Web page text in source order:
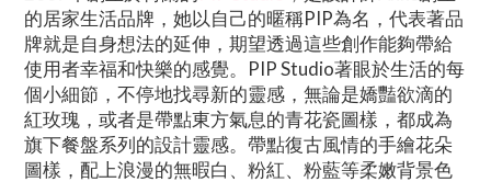
的居家生活品牌，她以自己的暱稱PIP為名，代表著品
牌就是自身想法的延伸，期望透過這些創作能夠帶給
使用者幸福和快樂的感覺。PIP Studio著眼於生活的每
個小細節，不停地找尋新的靈感，無論是嬌豔欲滴的
紅玫瑰，或者是帶點東方氣息的青花瓷圖樣，都成為
旗下餐盤系列的設計靈感。帶點復古風情的手繪花朵
圖樣，配上浪漫的無暇白、粉紅、粉藍等柔嫩背景色